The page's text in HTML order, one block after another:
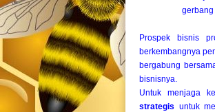
gerbang
Prospek bisnis
berkembangnya
bergabung
bisnisnya.
Untuk menjaga
strategis untuk